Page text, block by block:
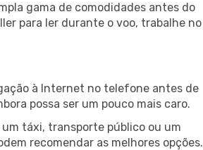
gama de comodidades antes do
para ler durante o voo, trabalhe no
à Internet no telefone antes de
possa ser um pouco mais caro.
táxi, transporte público ou um
recomendar as melhores opções.